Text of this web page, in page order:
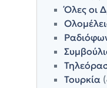
Όλες οι
Τουρκία